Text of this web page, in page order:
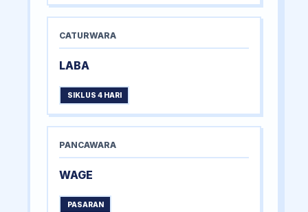
CATURWARA
LABA
SIKLUS 4 HARI
PANCAWARA
WAGE
PASARAN